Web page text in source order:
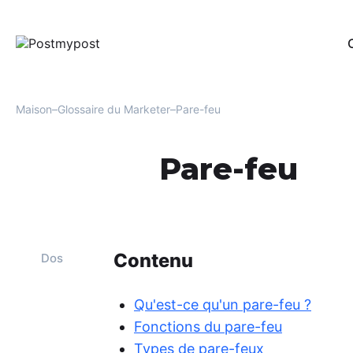
Maison Glossaire du Marketer Pare-feu
Pare-feu
Dos Contenu
Qu'est-ce qu'un pare-feu ?
Fonctions du pare-feu
Types de pare-feux